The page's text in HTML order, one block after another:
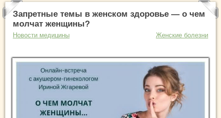
Запретные темы в женском здоровье — о чем
молчат женщины?
Новости медицины Женские болезни